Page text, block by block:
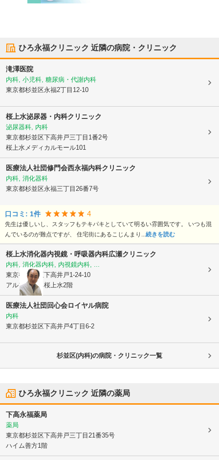
ひろ永福クリニック 近隣の病院・クリニック
滝澤医院
内科, 小児科, 糖尿病・代謝内科
東京都杉並区永福2丁目12-10
桜上水泌尿器・内科クリニック
泌尿器科, 内科
東京都杉並区下高井戸三丁目1番2号
桜上水メディカルモール101
医療法人社団修門会西永福内科クリニック
内科, 消化器科
東京都杉並区永福三丁目26番7号
口コミ: 1件 4
先生は優しいし、スタッフもテキパキとしていて明るい雰囲気です。 いつも混
んでいるのが難点ですが、 住宅街にあるこじんまり...続きを読む
桜上水消化器内視鏡・呼吸器内科広瀬クリニック
内科, 消化器内科, 内視鏡内科, ...
東京都杉並区下高井戸1-24-10
アルフィーネ桜上水2階
医療法人社団回心会ロイヤル病院
内科
東京都杉並区下高井戸4丁目6-2
杉並区(内科)の病院・クリニック一覧
ひろ永福クリニック 近隣の薬局
下高永福薬局
薬局
東京都杉並区下高井戸三丁目21番35号
ハイム善方1階